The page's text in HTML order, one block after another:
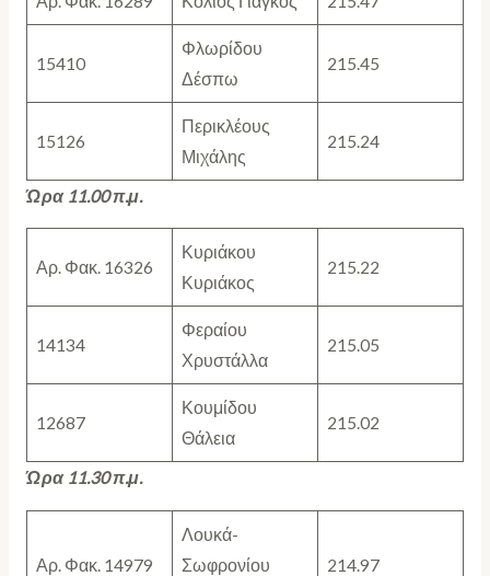
15410
Φλωρίδου
Δέσπω
215.45
15126
Περικλέους
Μιχάλης
215.24
Ώρα 11.00 π.μ.
Αρ. Φακ. 16326
Κυριάκου
Κυριάκος
215.22
14134
Φεραίου
Χρυστάλλα
215.05
12687
Κουμίδου
Θάλεια
215.02
Ώρα 11.30 π.μ.
Αρ. Φακ. 14979
Λουκά-
Σωφρονίου
214.97